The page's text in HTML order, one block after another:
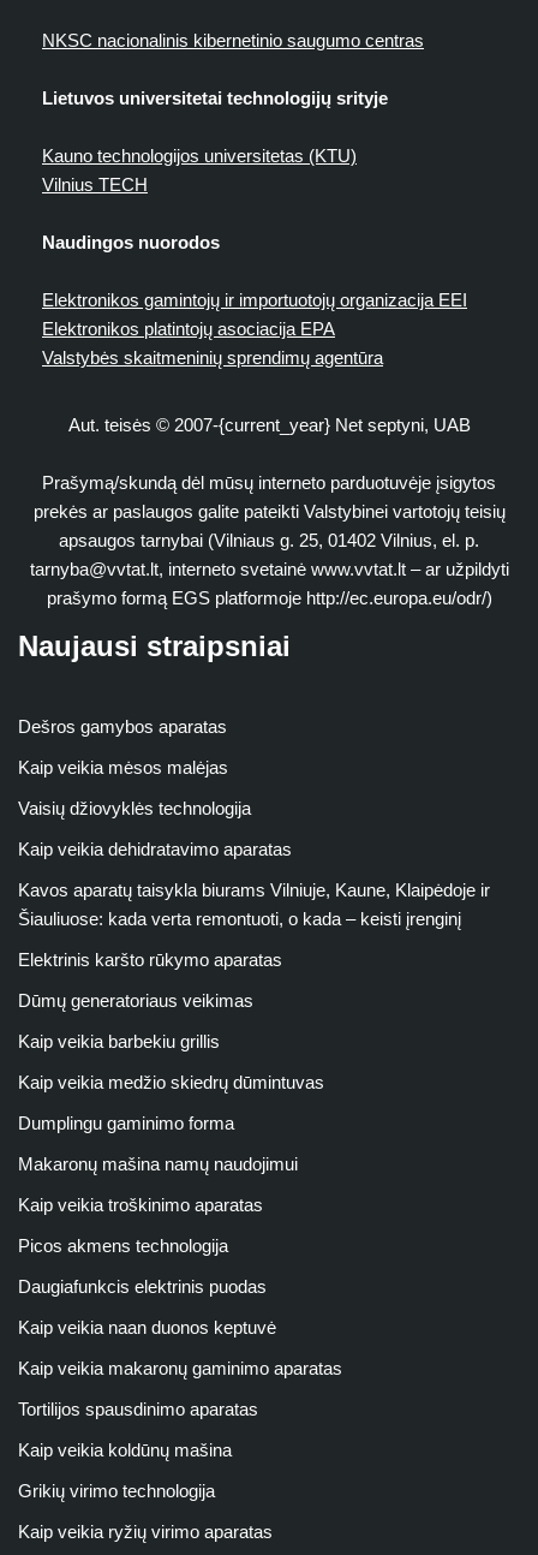
NKSC nacionalinis kibernetinio saugumo centras
Lietuvos universitetai technologijų srityje
Kauno technologijos universitetas (KTU)
Vilnius TECH
Naudingos nuorodos
Elektronikos gamintojų ir importuotojų organizacija EEI
Elektronikos platintojų asociacija EPA
Valstybės skaitmeninių sprendimų agentūra
Aut. teisės © 2007-{current_year} Net septyni, UAB
Prašymą/skundą dėl mūsų interneto parduotuvėje įsigytos
prekės ar paslaugos galite pateikti Valstybinei vartotojų teisių
apsaugos tarnybai (Vilniaus g. 25, 01402 Vilnius, el. p.
tarnyba@vvtat.lt, interneto svetainė www.vvtat.lt – ar užpildyti
prašymo formą EGS platformoje http://ec.europa.eu/odr/)
Naujausi straipsniai
Dešros gamybos aparatas
Kaip veikia mėsos malėjas
Vaisių džiovyklės technologija
Kaip veikia dehidratavimo aparatas
Kavos aparatų taisykla biurams Vilniuje, Kaune, Klaipėdoje ir
Šiauliuose: kada verta remontuoti, o kada – keisti įrenginį
Elektrinis karšto rūkymo aparatas
Dūmų generatoriaus veikimas
Kaip veikia barbekiu grillis
Kaip veikia medžio skiedrų dūmintuvas
Dumplingu gaminimo forma
Makaronų mašina namų naudojimui
Kaip veikia troškinimo aparatas
Picos akmens technologija
Daugiafunkcis elektrinis puodas
Kaip veikia naan duonos keptuvė
Kaip veikia makaronų gaminimo aparatas
Tortilijos spausdinimo aparatas
Kaip veikia koldūnų mašina
Grikių virimo technologija
Kaip veikia ryžių virimo aparatas